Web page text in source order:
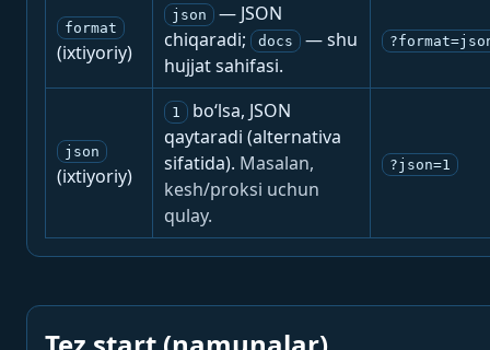
format
(ixtiyoriy)
json
— JSON
chiqaradi;
docs
— shu
hujjat sahifasi.
json
(ixtiyoriy)
1
bo‘lsa, JSON
qaytaradi (alternativa
sifatida). Masalan,
kesh/proksi uchun
qulay.
?json=1